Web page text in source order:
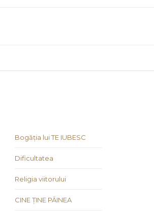
Bogăția lui TE IUBESC
Dificultatea
Religia viitorului
CINE ȚINE PÂINEA